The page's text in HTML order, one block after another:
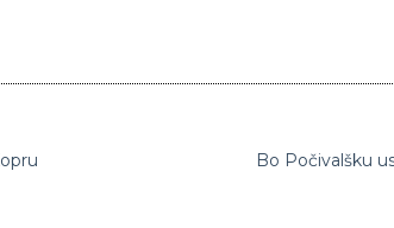
Bo Počivalšku